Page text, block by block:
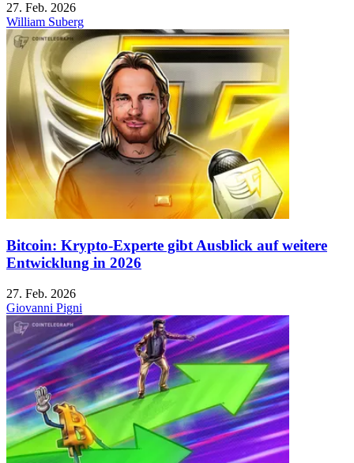
27. Feb. 2026
William Suberg
Bitcoin: Krypto-Experte gibt Ausblick auf weitere
Entwicklung in 2026
27. Feb. 2026
Giovanni Pigni